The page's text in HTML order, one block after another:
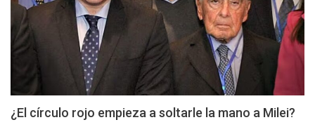
¿El círculo rojo empieza a soltarle la mano a Milei?